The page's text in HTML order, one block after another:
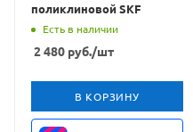
поликлиновой SKF
Есть в наличии
2 480 руб./шт
В КОРЗИНУ